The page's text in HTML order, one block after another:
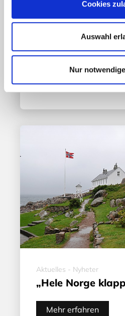
Cookies
Auswahl
Nur
Coronavirus in
17. März 2020
Aktuelles - Nyheter
„Hele Norge
Mehr erfahren